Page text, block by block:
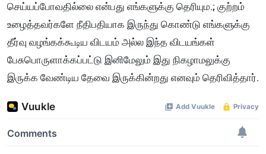
செய்யப்போவதில்லை என்பது எங்களுக்கு தெரியும.; குற்றம்
உழைத்தவர்களே நீதிபதியாக இருந்து கொண்டு எங்களுக்கு
தீர்வு வழங்கக்கூடிய விடயம் அல்ல இந்த விடயங்கள்
பேசுபொருளாக்கப்பட்டு இனிமேலும் இது நிகழாமலுக்கு
இருக்க வேண்டிய தேவை இருக்கின்றது எனவும் தெரிவித்தார்.